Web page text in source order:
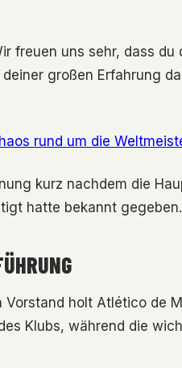
freuen uns sehr, dass
großen Erfahrung
rund um die
kurz nachdem die
hatte bekannt gegeben.
holt Atlético de
Klubs, während die